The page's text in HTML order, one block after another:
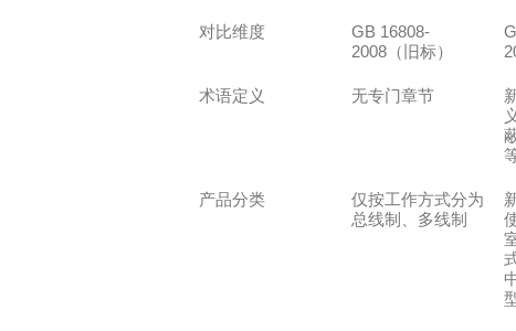
对比维度
GB 16808-
2008 （旧标）
术语定义 无专门章节
义
产品分类
仅按工作方式分为
总线制、多线制